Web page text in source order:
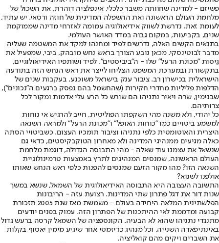
פשיזם - למדינה שחוותה משבר כלכלי, אינפלציה דוהרת, את השכול של
מלחמת העולם הראשונה ואת ההשפלה המדינית של חוזה ורסאי. יש עתיד,
לעומת זאת, נדרשת לשווק אידיאולוגיה עמומה לאזרחי מדינה שממוקמת
שנים, בקביעות, במקום גבוה במדד האושר העולמי.
בתנאים הקשים האלה, נדרשים לפיד ומחנהו למקד את המשטמה שעליה
מדבר ז'בוטינסקי. מכאן נובע הצורך בראש נחש מובהק, ביבי, שמפעיל את
גֵיסות "מכונת הרעל" שלו - ה"ביביסטים". לפיד ושותפיו האידיאולוגיים,
בתקשורת ובמערכת המשפט, הצליחו לייצר את ראש הנחש הזה בתודעה
הישראלית בכישרון רב. ציבור ענק בישראל משוכנע, בעקבות שנים של
הדלפות פליליות מחדרי חקירות (שהחשמל בהם נפסק ברגעים ה"נכונים"),
שבנימין, שרה ויאיר נתניהו הם שורש כל הרע עלי אדמות ומקור לכל
צרותיהם.
כל יהודי, ולא משנה מהי השקפתו הפוליטית, חייב להרגיש אי נוחות
למשמע ביטויים כמו "כוחות האופל" ו"מכונת הרעל" ולמראה השנאה
היצרית והאוטומטית כלפי נתניהו וציבור תומכיו העצום. כשביטויי הסתה
כאלה מגיעים ממנהיגי המדינה ולא מאחרון הטוקבקיסטים, כדאי גם
שנשאל את עצמנו עוד שאלה - מהי התבוסה הגדולה, דוגמת מלחמת
העולם הראשונה, שמנסים המנהיגים לתרץ באמצעות טרמינולוגיית
השנאה הזו? מהו מקור הזעם שמנסים להפנות כלפי ראש הנחש שאותו
אולפנו לשנוא?
התשובה העצובה היא התבוסה האידיאולוגית של השמאל, שנשא במשך
שנות דור את דגל פתרון שתי המדינות. רצועת עזה - הריבונות
הפלשתינית המלאה היחידה בעולם - משמשת מאז שנת 2005 תזכורת
קבועה ומדממת לאי ההיתכנות של הפתרון הזה. עמוק בפנים יודעים
מתנגדי נתניהו שהוא לא הבעיה. הקונספציה של השמאל קרסה ברעש גדול
באינתיפאדה השנייה, וכל מנהיג כריזמטי אחר שיגיע מימין יאסוף בקלות
את השברים ויקים מהם קואליציה.